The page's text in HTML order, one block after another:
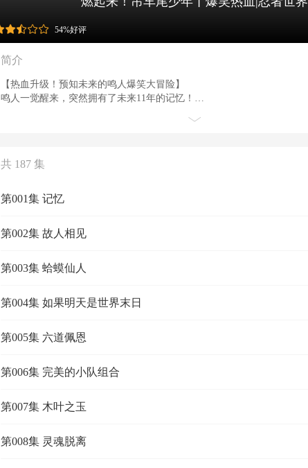
54%好评
简介
【热血升级！预知未来的鸣人爆笑大冒险】
鸣人一觉醒来，突然拥有了未来11年的记忆！
丸，加上整天喊着"我要当火影"的鸣人，开始了史上最混乱的修行之旅！
共 187 集
第001集 记忆
第002集 故人相见
第003集 蛤蟆仙人
第004集 如果明天是世界末日
第005集 六道佩恩
第006集 完美的小队组合
第007集 木叶之玉
第008集 灵魂脱离